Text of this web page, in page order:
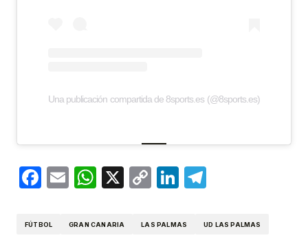
Una publicación compartida de 8sports.es (@8sports.es)
Facebook
EmailWhatsApp
X
CopyLinkedIn
FÚTBOL GRAN CANARIA LAS PALMAS UD LAS PALMAS